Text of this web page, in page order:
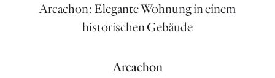
Arcachon: Elegante Wohnung in einem
historischen Gebäude
Arcachon